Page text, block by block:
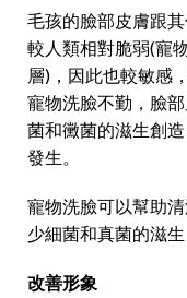
毛孩的臉部皮膚跟
較人類相對脆弱(寵
層)，因此也較敏感
寵物洗臉不勤，臉
菌和黴菌的滋生創
發生。
寵物洗臉可以幫助
少細菌和真菌的滋
改善形象